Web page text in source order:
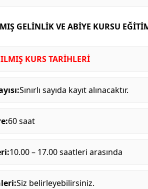
GELİNLİK VE ABİYE KURSU
KURS TARİHLERİ
Sınırlı sayıda kayıt alınacaktır.
60 saat
10.00 – 17.00 saatleri arasında
Siz belirleyebilirsiniz.